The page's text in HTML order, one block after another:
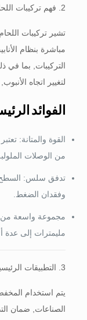
2. فهم تركيبات اللحام بعقب
تشير تركيبات
مباشرة بنظام
التركيبات, بما
لتغيير اتجاه
الفوائد
القوة والمتانة:
من الوصلات
تدفق سلس: السطح
وفقدان الضغط.
مجموعة واسعة من
مليمترات إلى عدة
3. التطبيقات الرئيسية
يتم استخدام
الصناعات, ضمان